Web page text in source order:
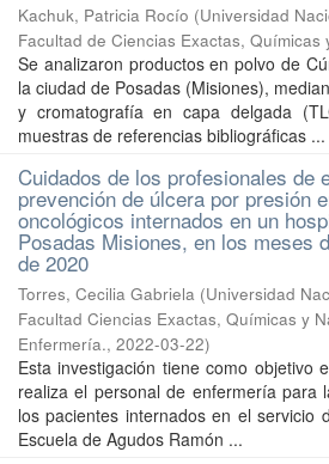
Kachuk, Patricia Rocío (Universidad
Facultad de Ciencias Exactas, Químicas
Se analizaron productos en polvo de
la ciudad de Posadas (Misiones),
y cromatografía en capa delgada
muestras de referencias bibliográficas ...
Cuidados de los profesionales de
prevención de úlcera por presión
oncológicos internados en un
Posadas Misiones, en los meses
de 2020
Torres, Cecilia Gabriela (Universidad
Facultad Ciencias Exactas, Químicas y
Enfermería., 2022-03-22)
Esta investigación tiene como objetivo
realiza el personal de enfermería para
los pacientes internados en el servicio
Escuela de Agudos Ramón ...